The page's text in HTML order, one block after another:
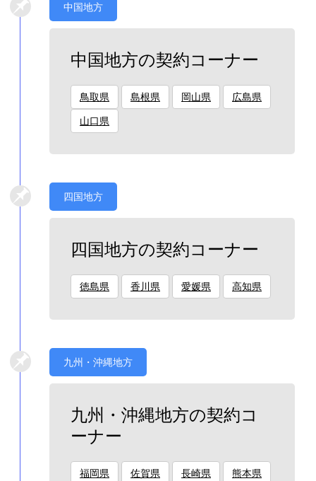
中国地方
中国地方の契約コーナー
鳥取県 島根県 岡山県 広島県
山口県
四国地方
四国地方の契約コーナー
徳島県 香川県 愛媛県 高知県
九州・沖縄地方
九州・沖縄地方の契約コ
ーナー
福岡県 佐賀県 長崎県 熊本県